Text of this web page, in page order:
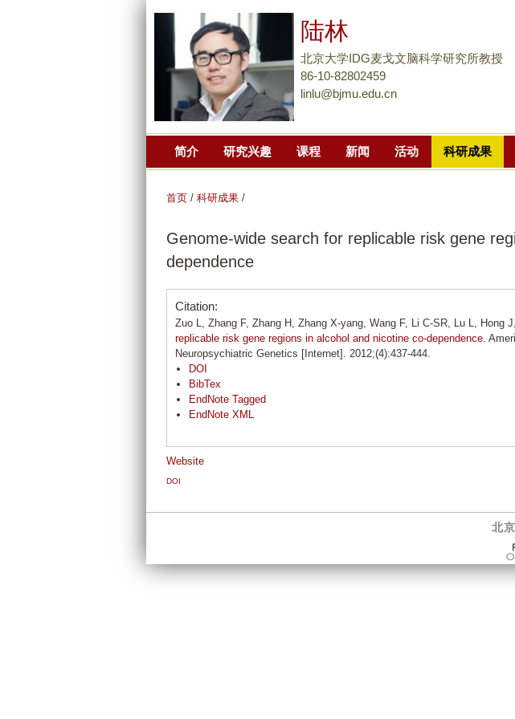
到
主
要
分
陆林
北京大学IDG麦戈文脑科学研究所教授
86-10-82802459
linlu@bjmu.edu.cn
简介 研究兴趣 课程 新闻 活动 科研成果
首页 / 科研成果 /
Genome-wide search for replicable risk gene
dependence
Citation:
Zuo L, Zhang F, Zhang H, Zhang X-yang, Wang F, Li C-SR, Lu L, Hong
replicable risk gene regions in alcohol and nicotine co-dependence.
Neuropsychiatric Genetics [Internet]. 2012;(4):437-444.
DOI
BibTex
EndNote Tagged
EndNote XML
Website
DOI
北